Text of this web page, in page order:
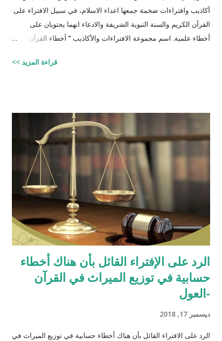
أكاذيب وافتراءات ضخمة جمعها اعداء الاسلام، في سبيل الافتراء على
القرآن الكريم والسنة النبوية الشريفة والادعاء انهما يحتويان على
أخطاء علمية. اسم مجموعة الافتراءات والأكاذيب " أخطاء القرآن
واتبعته بردٍ يليه . راجيًا أن يكون ذلك في ميزان حسناتي ، ولا تنسوني
قراءة المزيد >>
الرد على الإفتراء القائل بأن هناك أخطاء
حسابية في توزيع الميراث في القرآن
-العول
ديسمبر 17, 2018
الرد على الافتراء القائل بأن هناك أخطاء حسابية في توزيع الميراث في